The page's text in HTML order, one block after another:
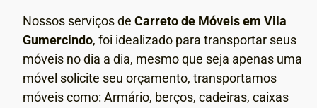
Nossos serviços de Carreto de Móveis em Vila
Gumercindo, foi idealizado para transportar seus
móveis no dia a dia, mesmo que seja apenas uma
móvel solicite seu orçamento, transportamos
móveis como: Armário, berços, cadeiras, caixas